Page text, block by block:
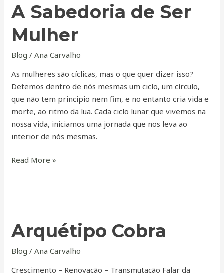
A Sabedoria de Ser
Mulher
Blog /Ana Carvalho
As mulheres são cíclicas, mas o que quer dizer isso?
Detemos dentro de nós mesmas um ciclo, um círculo,
que não tem principio nem fim, e no entanto cria vida e
morte, ao ritmo da lua. Cada ciclo lunar que vivemos na
nossa vida, iniciamos uma jornada que nos leva ao
interior de nós mesmas.
Read More »
Arquétipo Cobra
Blog /Ana Carvalho
Crescimento – Renovação – Transmutação Falar da